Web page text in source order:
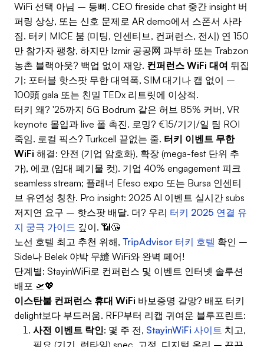
WiFi 선택 아님 – 등뼈. CEO fireside chat 중간 insight 버
퍼링 상상, 또는 신호 문제로 AR demo에서 스폰서 사라
짐. 터키 MICE 붐 (미팅, 인센티브, 컨퍼런스, 전시) 연 150
만 참가자 팽창, 하지만 Izmir 공공网 과부하 또는 Trabzon
농촌 블랙아웃? 백업 없이 재앙. 컨퍼런스 WiFi 대여 뒤집
기: 포터블 핫스팟 무한 대역폭, SIM 대기나 캡 없이 –
100頭 gala 또는 친밀 TEDx 리트릿에 이상적.
터키 왜? '25까지 5G Bodrum 같은 허브 85% 커버, VR
keynote 몰입과 live 폴 촉진. 로밍? €15/기기/일 팀 ROI
죽임. 로컬 픽스? Turkcell 끝없는 줄. 터키 이벤트 무한
WiFi 해결: 안전 (기업 암호화), 확장 (mega-fest 단위 추
가), 에코 (임대 폐기물 컷). 기업 40% engagement 피크
seamless stream; 플래너 Efeso expo 또는 Bursa 인센티
브 유연성 칭찬. Pro insight: 2025 AI 이벤트 실시간 subs
저지연 요구 – 핫스팟 배달. 더? 우리 터키 2025 연결 유
지 궁극 가이드 깊이. 📶😘
노선 호텔 최고 추천 위해, TripAdvisor 터키 호텔 확인 –
Side나 Belek 야박 무縫 WiFi와 완벽 페어!
단계별: StayinWiFi로 컨퍼런스 및 이벤트 인터넷 솔루션
배포 🛫💖
이스탄불 컨퍼런스 휴대 WiFi 바보증명 갈망? 배포 터키
delight보다 부드러움. RFP부터 리캡 귀여운 블루프린트:
사전 이벤트 락인: 몇 주 전, StayinWiFi 사이트 치고,
필요 (기기, 런타임) spec, 고정. 디지털 온리 – 끈끈